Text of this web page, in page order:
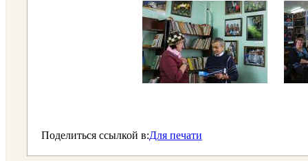
Поделиться ссылкой в:Для печати